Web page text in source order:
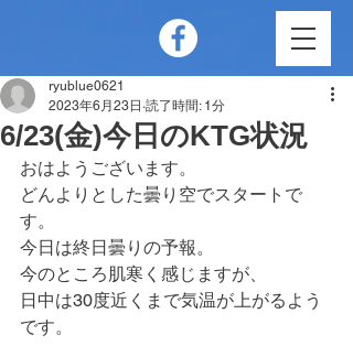
6/23(金)今日のKTG状況
ryublue0621
2023年6月23日 読了時間: 1分
おはようございます。
どんよりとした曇り空でスタートで
す。
今日は終日曇りの予報。
今のところ肌寒く感じますが、
日中は30度近くまで気温が上がるよう
です。